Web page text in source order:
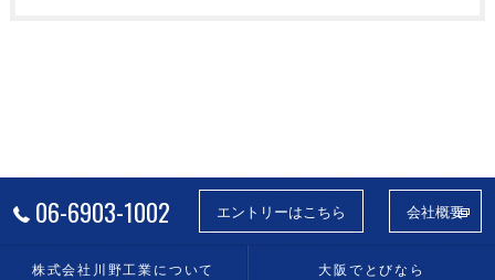
06-6903-1002 エントリーはこちら 会社概要
株式会社川野工業について 大阪でとびなら